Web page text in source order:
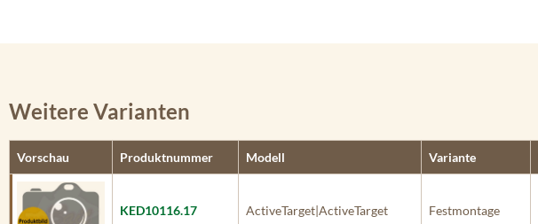
Weitere Varianten
Vorschau Produktnummer Modell Variante
KED10116.17 ActiveTarget|ActiveTarget Festmontage